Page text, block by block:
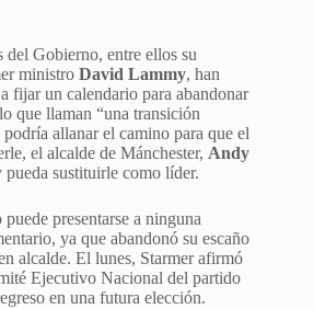
del Gobierno, entre ellos su
ministro David Lammy, han
fijar un calendario para abandonar
que llaman “una transición
allanar el camino para que el
el alcalde de Mánchester, Andy
pueda sustituirle como líder.
presentarse a ninguna
ya que abandonó su escaño
alcalde. El lunes, Starmer afirmó
Ejecutivo Nacional del partido
en una futura elección.